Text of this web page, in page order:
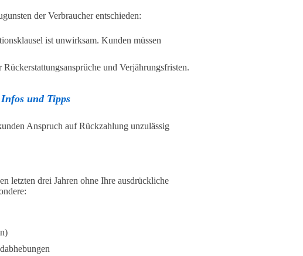
der Verbraucher entschieden:
ist unwirksam. Kunden müssen
und Verjährungsfristen.
und Tipps
Anspruch auf Rückzahlung unzulässig
letzten drei Jahren ohne Ihre ausdrückliche